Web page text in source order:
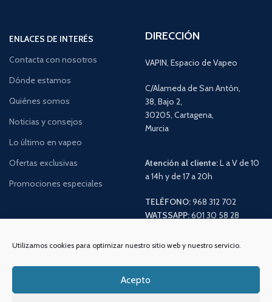
Utilizamos cookies para optimizar nuestro sitio web y nuestro servicio.
Acepto
ENLACES DE INTERÉS
Contacta con nosotros
Dónde estamos
Quiénes somos
Noticias y consejos
Lo último en vapeo
Ofertas exclusivas
Promociones especiales
DIRECCIÓN
VAPIN, Espacio de Vapeo
C/Alameda de San Antón,
38, Bajo 2,
30205, Cartagena,
Murcia
Atención al cliente:L a V de 10
a 14h y de 17 a 20h
TELÉFONO:968 312 702
WATSSAPP:601 30 58 28